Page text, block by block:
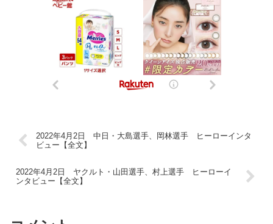
2022年4月2日 中日・大島選手、岡林選手 ヒーローインタ
ビュー【全文】
2022年4月2日 ヤクルト・山田選手、村上選手 ヒーローイ
ンタビュー【全文】